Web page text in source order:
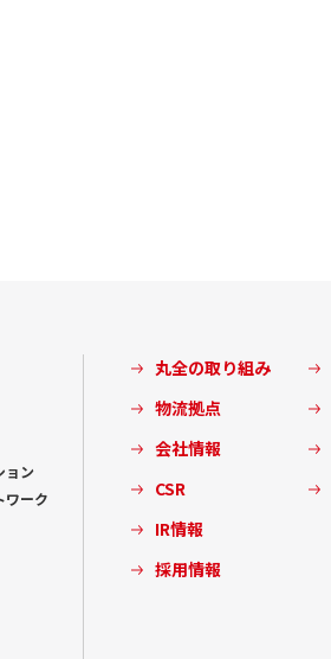
ョン
ワーク
丸全の取り組み
物流拠点
会社情報
CSR
IR情報
採用情報